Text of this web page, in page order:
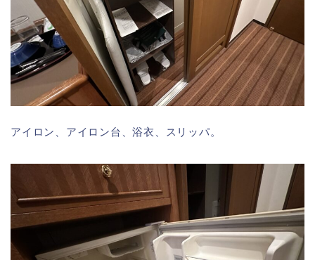
アイロン、アイロン台、浴衣、スリッパ。